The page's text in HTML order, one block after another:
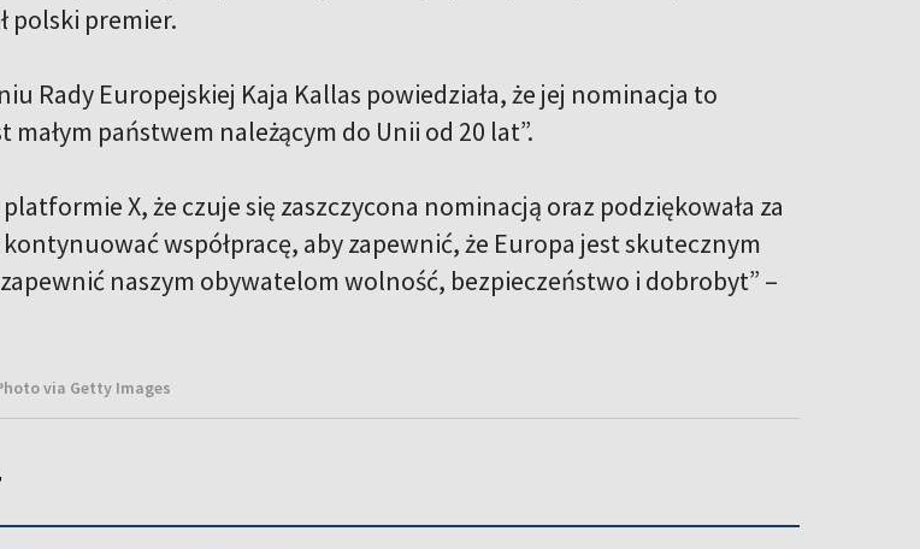
polski premier.
Rady Europejskiej Kaja Kallas powiedziała, że jej nominacja to
państwem należącym do Unii od 20 lat”.
X, że czuje się zaszczycona nominacją oraz podziękowała za
współpracę, aby zapewnić, że Europa jest skutecznym
naszym obywatelom wolność, bezpieczeństwo i dobrobyt” –
via Getty Images